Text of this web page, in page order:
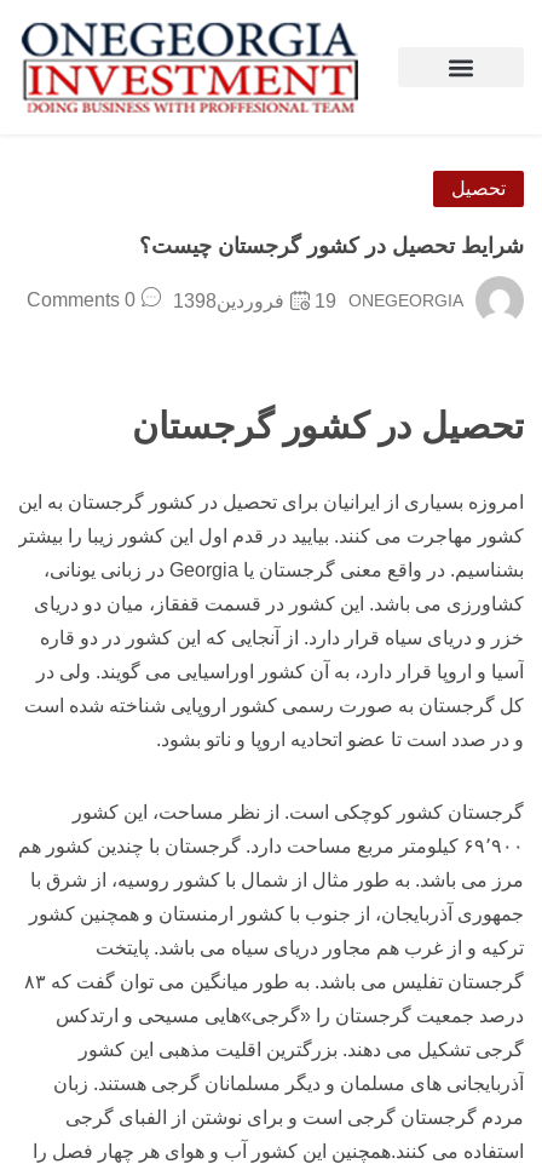
تحصیل
شرایط تحصیل در کشور گرجستان چیست؟
ONEGEORGIA 19فروردین1398 0 Comments
تحصیل در کشور گرجستان
امروزه بسیاری از ایرانیان برای تحصیل در کشور گرجستان به این
کشور مهاجرت می کنند. بیایید در قدم اول این کشور زیبا را بیشتر
بشناسیم. در واقع معنی گرجستان یا Georgia در زبانی یونانی،
کشاورزی می باشد. این کشور در قسمت قفقاز، میان دو دریای
خزر و دریای سیاه قرار دارد. از آنجایی که این کشور در دو قاره
آسیا و اروپا قرار دارد، به آن کشور اوراسیایی می گویند. ولی در
کل گرجستان به صورت رسمی کشور اروپایی شناخته شده است
و در صدد است تا عضو اتحادیه اروپا و ناتو بشود.
گرجستان کشور کوچکی است. از نظر مساحت، این کشور
۶۹٬۹۰۰ کیلومتر مربع مساحت دارد. گرجستان با چندین کشور هم
مرز می باشد. به طور مثال از شمال با کشور روسیه، از شرق با
جمهوری آذربایجان، از جنوب با کشور ارمنستان و همچنین کشور
ترکیه و از غرب هم مجاور دریای سیاه می باشد. پایتخت
گرجستان تفلیس می باشد. به طور میانگین می توان گفت که ۸۳
درصد جمعیت گرجستان را «گرجی»هایی مسیحی و ارتدکس
گرجی تشکیل می دهند. بزرگترین اقلیت مذهبی این کشور
آذربایجانی های مسلمان و دیگر مسلمانان گرجی هستند. زبان
مردم گرجستان گرجی است و برای نوشتن از الفبای گرجی
استفاده می کنند.همچنین این کشور آب و هوای هر چهار فصل را